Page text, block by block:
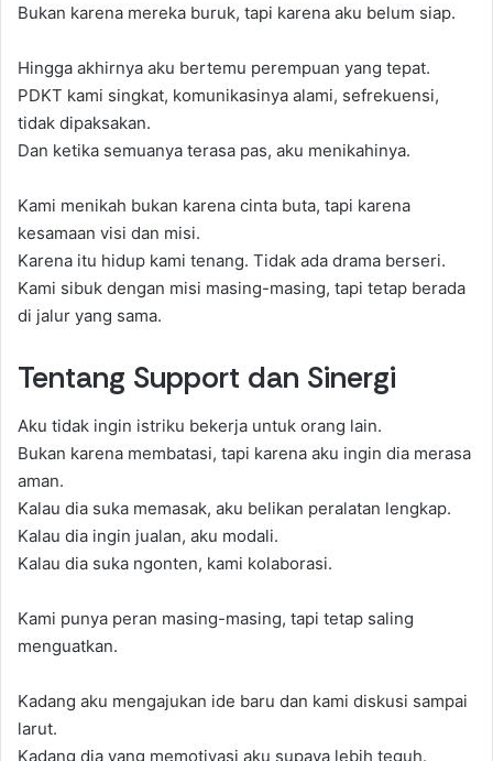
Bukan karena mereka buruk, tapi karena aku belum siap.
Hingga akhirnya aku bertemu perempuan yang tepat.
PDKT kami singkat, komunikasinya alami, sefrekuensi,
tidak dipaksakan.
Dan ketika semuanya terasa pas, aku menikahinya.
Kami menikah bukan karena cinta buta, tapi karena
kesamaan visi dan misi.
Karena itu hidup kami tenang. Tidak ada drama berseri.
Kami sibuk dengan misi masing-masing, tapi tetap berada
di jalur yang sama.
Tentang Support dan Sinergi
Aku tidak ingin istriku bekerja untuk orang lain.
Bukan karena membatasi, tapi karena aku ingin dia merasa
aman.
Kalau dia suka memasak, aku belikan peralatan lengkap.
Kalau dia ingin jualan, aku modali.
Kalau dia suka ngonten, kami kolaborasi.
Kami punya peran masing-masing, tapi tetap saling
menguatkan.
Kadang aku mengajukan ide baru dan kami diskusi sampai
larut.
Kadang dia yang memotivasi aku supaya lebih teguh.